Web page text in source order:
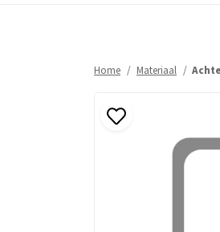
Home Materiaal